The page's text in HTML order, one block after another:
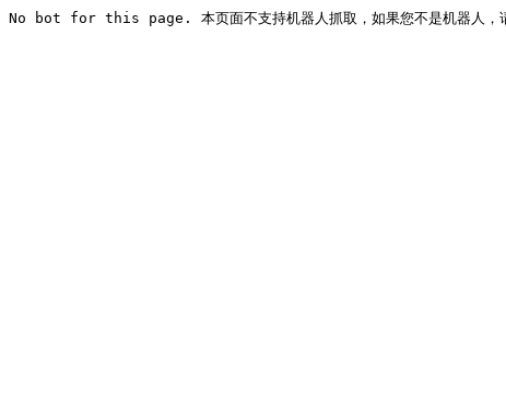
No bot for this page. 本页面不支持机器人抓取，如果您不是机器人，请